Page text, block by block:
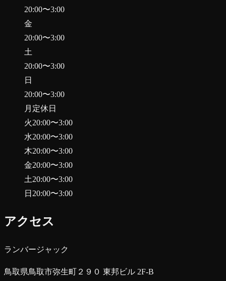
20:00〜3:00
金
20:00〜3:00
土
20:00〜3:00
日
20:00〜3:00
月 定休日
火20:00〜3:00
水20:00〜3:00
木20:00〜3:00
金20:00〜3:00
土20:00〜3:00
日 20:00〜3:00
アクセス
ランバージャック
鳥取県鳥取市弥生町２９０ 東邦ビル 2F-B